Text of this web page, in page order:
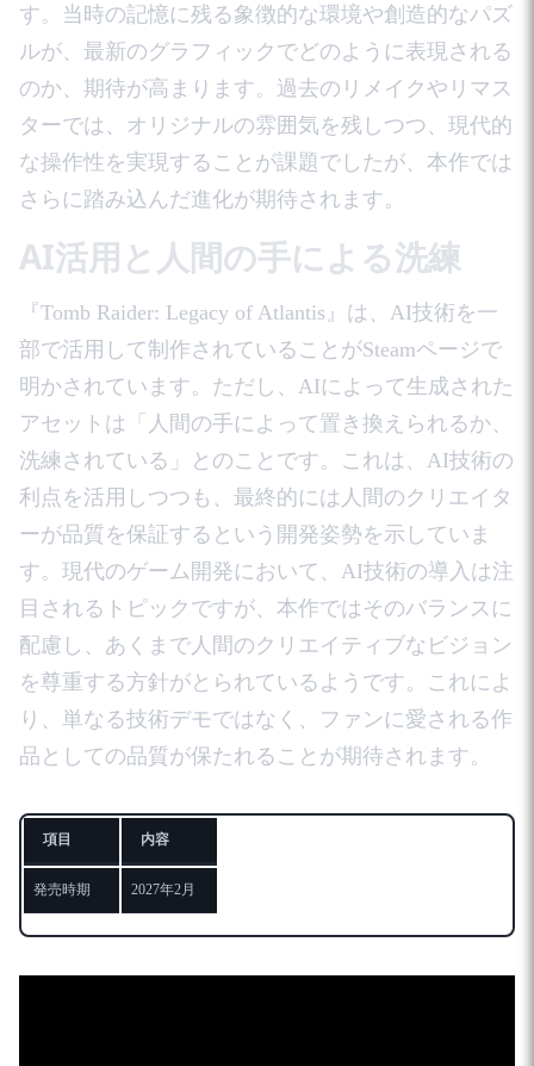
す。当時の記憶に残る象徴的な環境や創造的なパズ
ルが、最新のグラフィックでどのように表現される
のか、期待が高まります。過去のリメイクやリマス
ターでは、オリジナルの雰囲気を残しつつ、現代的
な操作性を実現することが課題でしたが、本作では
さらに踏み込んだ進化が期待されます。
AI活用と人間の手による洗練
『Tomb Raider: Legacy of Atlantis』は、AI技術を一
部で活用して制作されていることがSteamページで
明かされています。ただし、AIによって生成された
アセットは「人間の手によって置き換えられるか、
洗練されている」とのことです。これは、AI技術の
利点を活用しつつも、最終的には人間のクリエイタ
ーが品質を保証するという開発姿勢を示していま
す。現代のゲーム開発において、AI技術の導入は注
目されるトピックですが、本作ではそのバランスに
配慮し、あくまで人間のクリエイティブなビジョン
を尊重する方針がとられているようです。これによ
り、単なる技術デモではなく、ファンに愛される作
品としての品質が保たれることが期待されます。
項目 内容
発売時期 2027年2月